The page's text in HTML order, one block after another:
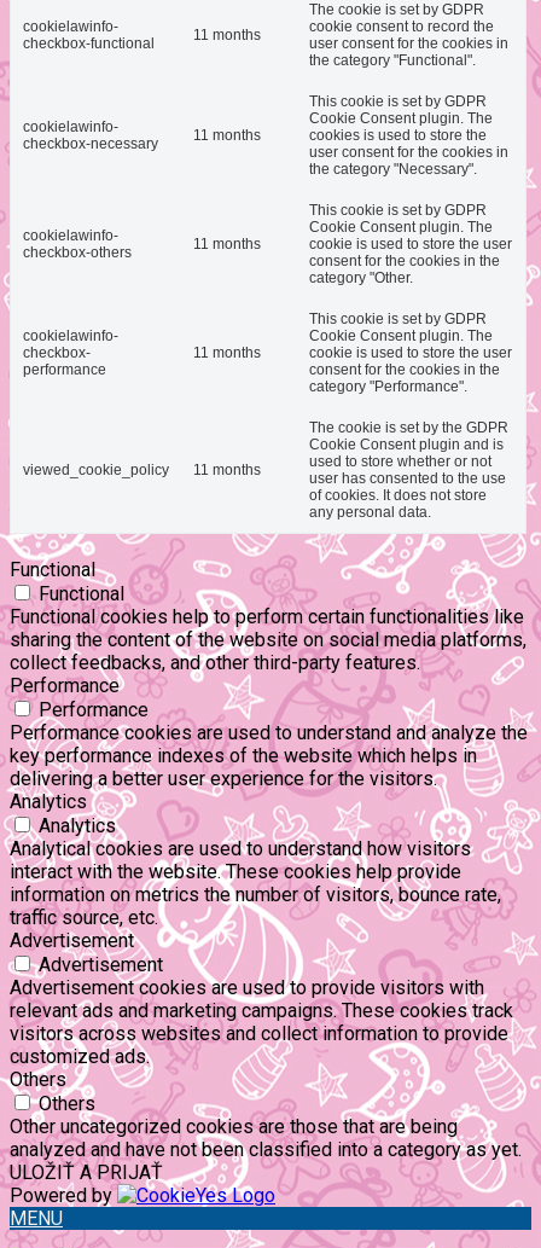
cookielawinfo-
checkbox-functional
11 months
The cookie is set by GDPR
cookie consent to record the
user consent for the cookies in
the category "Functional".
cookielawinfo-
checkbox-necessary
11 months
This cookie is set by GDPR
Cookie Consent plugin. The
cookies is used to store the
user consent for the cookies in
the category "Necessary".
cookielawinfo-
checkbox-others
11 months
This cookie is set by GDPR
Cookie Consent plugin. The
cookie is used to store the user
consent for the cookies in the
category "Other.
cookielawinfo-
checkbox-
performance
11 months
This cookie is set by GDPR
Cookie Consent plugin. The
cookie is used to store the user
consent for the cookies in the
category "Performance".
viewed_cookie_policy 11 months
The cookie is set by the GDPR
Cookie Consent plugin and is
used to store whether or not
user has consented to the use
of cookies. It does not store
any personal data.
Functional
Functional
Functional cookies help to perform certain functionalities like
sharing the content of the website on social media platforms,
collect feedbacks, and other third-party features.
Performance
Performance
Performance cookies are used to understand and analyze the
key performance indexes of the website which helps in
delivering a better user experience for the visitors.
Analytics
Analytics
Analytical cookies are used to understand how visitors
interact with the website. These cookies help provide
information on metrics the number of visitors, bounce rate,
traffic source, etc.
Advertisement
Advertisement
Advertisement cookies are used to provide visitors with
relevant ads and marketing campaigns. These cookies track
visitors across websites and collect information to provide
customized ads.
Others
Others
Other uncategorized cookies are those that are being
analyzed and have not been classified into a category as yet.
ULOŽIŤ A PRIJAŤ
Powered by
MENU